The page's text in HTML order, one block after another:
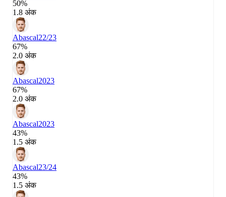
50%
1.8 अंक
Abascal22/23
67%
2.0 अंक
Abascal2023
67%
2.0 अंक
Abascal2023
43%
1.5 अंक
Abascal23/24
43%
1.5 अंक